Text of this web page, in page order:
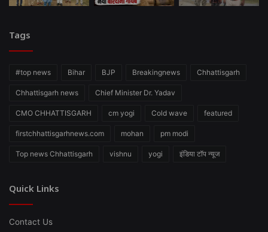
Tags
#top news Bihar BJP Breakingnews Chhattisgarh
Chhattisgarh news Chief Minister Dr. Yadav
CMO CHHATTISGARH cm yogi Cold wave featured
firstchhattisgarhnews.com mohan pm modi
Top news Chhattisgarh vishnu yogi इंडिया टॉप न्यूज
Quick Links
Contact Us